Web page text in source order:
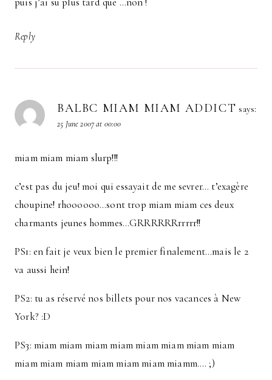
Reply
BALBC MIAM MIAM ADDICT says:
25 June 2007 at 00:00
miam miam miam slurp!!!
c’est pas du jeu! moi qui essayait de me sevrer… t’exagère
choupine! rhoooooo…sont trop miam miam ces deux
charmants jeunes hommes…GRRRRRRrrrrr!!
PS1: en fait je veux bien le premier finalement…mais le 2
va aussi hein!
PS2: tu as réservé nos billets pour nos vacances à New
York? :D
PS3: miam miam miam miam miam miam miam miam
miam miam miam miam miam miam miamm…. ;)